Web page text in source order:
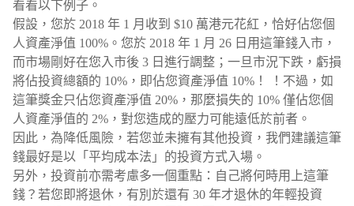
看看以下例子。
假設，您於 2018 年 1 月收到 $10 萬港元花紅，恰好佔您個
人資產淨值 100%。您於 2018 年 1 月 26 日用這筆錢入市，
而市場剛好在您入市後 3 日進行調整；一旦市況下跌，虧損
將佔投資總額的 10%，即佔您資產淨值 10%！ ！不過，如
這筆獎金只佔您資產淨值 20%，那麼損失的 10% 僅佔您個
人資產淨值的 2%，對您造成的壓力可能遠低於前者。
因此，為降低風險，若您並未擁有其他投資，我們建議這筆
錢最好是以「平均成本法」的投資方式入場。
另外，投資前亦需考慮多一個重點：自己將何時用上這筆
錢？若您即將退休，有別於還有 30 年才退休的年輕投資